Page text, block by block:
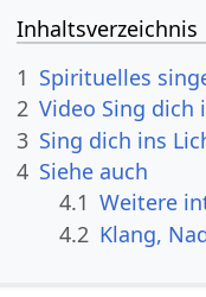
Inhaltsverzeichnis
1 Spirituelles
2 Video Sing dich
3 Sing dich ins
4 Siehe auch
4.1 Weitere
4.2 Klang,